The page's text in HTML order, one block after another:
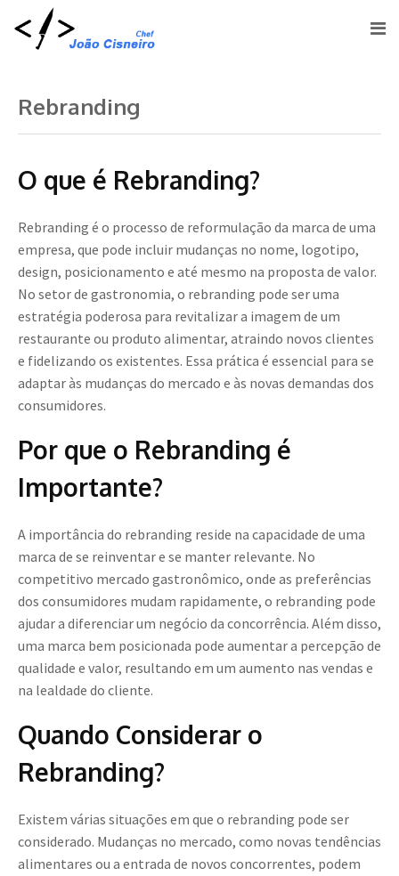
Rebranding
O que é Rebranding?
Rebranding é o processo de reformulação da marca de uma
empresa, que pode incluir mudanças no nome, logotipo,
design, posicionamento e até mesmo na proposta de valor.
No setor de gastronomia, o rebranding pode ser uma
estratégia poderosa para revitalizar a imagem de um
restaurante ou produto alimentar, atraindo novos clientes
e fidelizando os existentes. Essa prática é essencial para se
adaptar às mudanças do mercado e às novas demandas dos
consumidores.
Por que o Rebranding é
Importante?
A importância do rebranding reside na capacidade de uma
marca de se reinventar e se manter relevante. No
competitivo mercado gastronômico, onde as preferências
dos consumidores mudam rapidamente, o rebranding pode
ajudar a diferenciar um negócio da concorrência. Além disso,
uma marca bem posicionada pode aumentar a percepção de
qualidade e valor, resultando em um aumento nas vendas e
na lealdade do cliente.
Quando Considerar o
Rebranding?
Existem várias situações em que o rebranding pode ser
considerado. Mudanças no mercado, como novas tendências
alimentares ou a entrada de novos concorrentes, podem